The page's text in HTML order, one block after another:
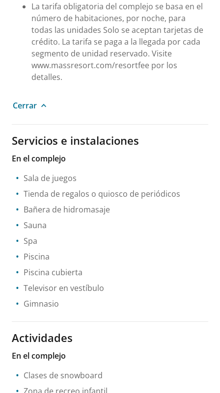
La tarifa obligatoria del complejo se basa en el
número de habitaciones, por noche, para
todas las unidades Solo se aceptan tarjetas de
crédito. La tarifa se paga a la llegada por cada
segmento de unidad reservado. Visite
www.massresort.com/resortfee por los
detalles.
Cerrar
Servicios e instalaciones
En el complejo
Sala de juegos
Tienda de regalos o quiosco de periódicos
Bañera de hidromasaje
Sauna
Spa
Piscina
Piscina cubierta
Televisor en vestíbulo
Gimnasio
Actividades
En el complejo
Clases de snowboard